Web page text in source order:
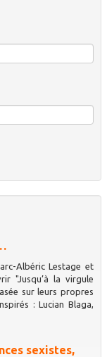
Albéric Lestage et
"Jusqu’à la virgule
sur leurs propres
: Lucian Blaga,
sexistes,